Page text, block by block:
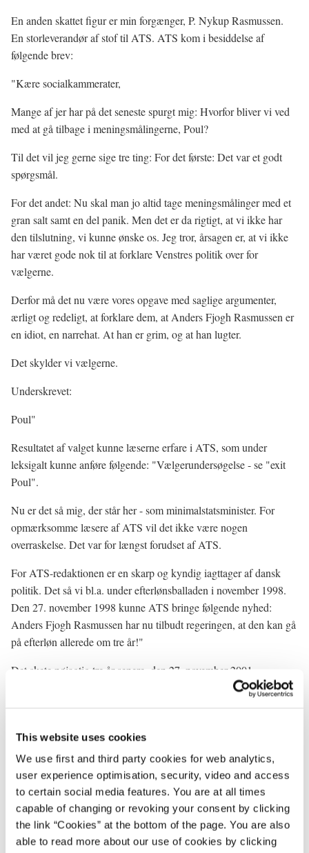
This website uses cookies
We use first and third party cookies for web analytics,
user experience optimisation, security, video and access
to certain social media features. You are at all times
capable of changing or revoking your consent by clicking
the link “Cookies” at the bottom of the page. You are also
able to read more about our use of cookies by clicking
En anden skattet figur er min forgænger, P. Nykup Rasmussen.
En storleverandør af stof til ATS. ATS kom i besiddelse af
følgende brev:
"Kære socialkammerater,
Mange af jer har på det seneste spurgt mig: Hvorfor bliver vi ved
med at gå tilbage i meningsmålingerne, Poul?
Til det vil jeg gerne sige tre ting: For det første: Det var et godt
spørgsmål.
For det andet: Nu skal man jo altid tage meningsmålinger med et
gran salt samt en del panik. Men det er da rigtigt, at vi ikke har
den tilslutning, vi kunne ønske os. Jeg tror, årsagen er, at vi ikke
har været gode nok til at forklare Venstres politik over for
vælgerne.
Derfor må det nu være vores opgave med saglige argumenter,
ærligt og redeligt, at forklare dem, at Anders Fjogh Rasmussen er
en idiot, en narrehat. At han er grim, og at han lugter.
Det skylder vi vælgerne.
Underskrevet:
Poul"
Resultatet af valget kunne læserne erfare i ATS, som under
leksigalt kunne anføre følgende: "Vælgerundersøgelse - se "exit
Poul".
Nu er det så mig, der står her - som minimalstatsminister. For
opmærksomme læsere af ATS vil det ikke være nogen
overraskelse. Det var for længst forudset af ATS.
For ATS-redaktionen er en skarp og kyndig iagttager af dansk
politik. Det så vi bl.a. under efterlønsballaden i november 1998.
Den 27. november 1998 kunne ATS bringe følgende nyhed:
Anders Fjogh Rasmussen har nu tilbudt regeringen, at den kan gå
på efterløn allerede om tre år!"
Det skete nøjagtig tre år senere, den 27. november 2001.
Fjogh Rasmussen. Det er sandelig et navn, der forpligter. Jeg har
lyder navnet, Gorm Vrøvler. Og så indser jeg, hvilke store
betydelige anstrengelser at leve op - eller ned - til disse
forventninger.
Jeg skylder ATS en meget stor tak for den ubetalelige reklame,
som redaktionen har givet en bestemt bog, der blev udgivet i
1993. Der har undervejs været lidt usikkerhed om titlen på bogen: